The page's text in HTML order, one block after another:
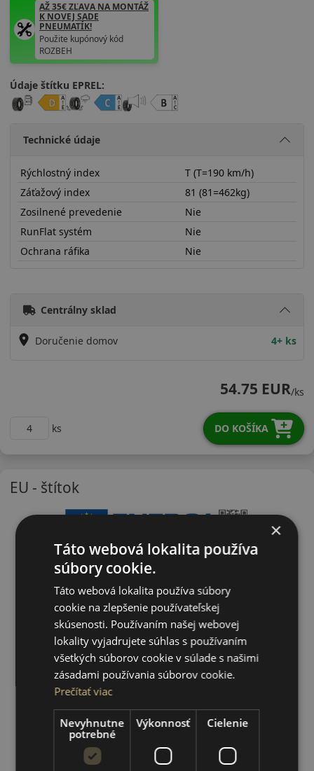
AŽ 35€ ZĽAVA NA MONTÁŽ
K NOVEJ SADE
PNEUMATÍK!
Použite kupónový kód
ROZBEH
Údaje štítku EPREL:
Technické údaje
Rýchlostný index
T (T=190 km/h)
Záťažový index
81 (81=462kg)
Zosilnené prevedenie
Nie
RunFlat systém
Nie
Ochrana ráfika
Nie
Centrálny sklad
Doručenie domov 4+ ks
54.75 EUR/ks
ks DO KOŠÍKA
EU - štítok
×
Táto webová lokalita používa
súbory cookie.
Táto webová lokalita používa súbory
cookie na zlepšenie používateľskej
skúsenosti. Používaním našej webovej
lokality vyjadrujete súhlas s používaním
všetkých súborov cookie v súlade s našimi
zásadami používania súborov cookie.
Prečítať viac
Nevyhnutne
potrebné
Výkonnosť Cielenie